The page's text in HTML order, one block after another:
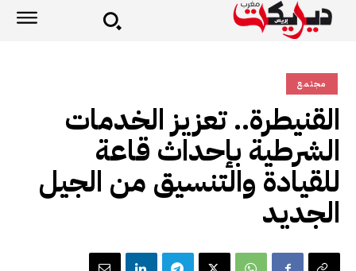
مجتمع
القنيطرة.. تعزيز الخدمات
الشرطية بإحداث قاعة
للقيادة والتنسيق من الجيل
الجديد